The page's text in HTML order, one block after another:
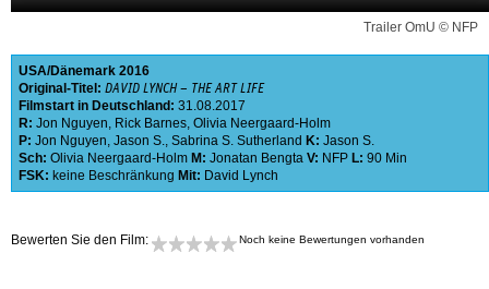
Trailer OmU © NFP
USA Dänemark 2016
Original-Titel: DAVID LYNCH – THE ART LIFE
Filmstart in Deutschland: 31.08.2017
R: Jon Nguyen, Rick Barnes, Olivia Neergaard-Holm
P: Jon Nguyen, Jason S., Sabrina S. Sutherland K: Jason S.
Sch: Olivia Neergaard-Holm M: Jonatan Bengta V: NFP L: 90 Min
FSK: keine Beschränkung Mit: David Lynch
Bewerten Sie den Film: Noch keine Bewertungen vorhanden